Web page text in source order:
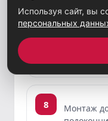
7
8
Монтаж
Используя сайт, вы
персональных